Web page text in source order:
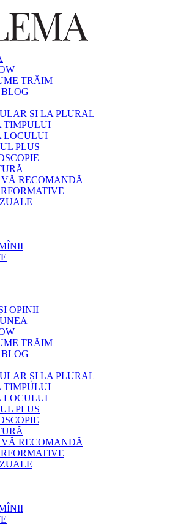
TRĂIM
ȘI LA PLURAL
TIMPULUI
LOCULUI
PLUS
RECOMANDĂ
OPINII
TRĂIM
ȘI LA PLURAL
TIMPULUI
LOCULUI
PLUS
RECOMANDĂ